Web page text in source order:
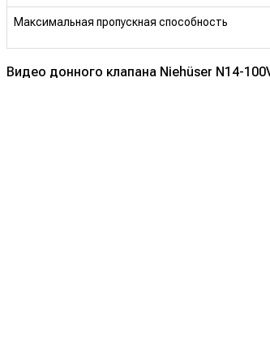
Максимальная пропускная способность
Видео донного клапана Niehüser N14-